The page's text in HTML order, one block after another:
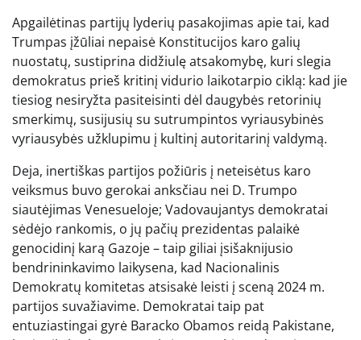
Apgailėtinas partijų lyderių pasakojimas apie tai, kad
Trumpas įžūliai nepaisė Konstitucijos karo galių
nuostatų, sustiprina didžiulę atsakomybę, kuri slegia
demokratus prieš kritinį vidurio laikotarpio ciklą: kad jie
tiesiog nesiryžta pasiteisinti dėl daugybės retorinių
smerkimų, susijusių su sutrumpintos vyriausybinės
vyriausybės užklupimu į kultinį autoritarinį valdymą.
Deja, inertiškas partijos požiūris į neteisėtus karo
veiksmus buvo gerokai anksčiau nei D. Trumpo
siautėjimas Venesueloje; Vadovaujantys demokratai
sėdėjo rankomis, o jų pačių prezidentas palaikė
genocidinį karą Gazoje – taip giliai įsišaknijusio
bendrininkavimo laikysena, kad Nacionalinis
Demokratų komitetas atsisakė leisti į sceną 2024 m.
partijos suvažiavime. Demokratai taip pat
entuziastingai gyrė Baracko Obamos reidą Pakistane,